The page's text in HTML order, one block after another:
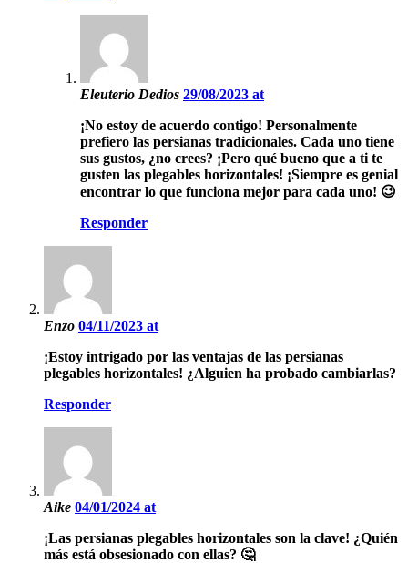
Eleuterio Dedios 29/08/2023 at
¡No estoy de acuerdo contigo! Personalmente
prefiero las persianas tradicionales. Cada uno tiene
sus gustos, ¿no crees? ¡Pero qué bueno que a ti te
gusten las plegables horizontales! ¡Siempre es genial
encontrar lo que funciona mejor para cada uno! 😉
Responder
Enzo 04/11/2023 at
¡Estoy intrigado por las ventajas de las persianas
plegables horizontales! ¿Alguien ha probado cambiarlas?
Responder
Aike 04/01/2024 at
¡Las persianas plegables horizontales son la clave! ¿Quién
más está obsesionado con ellas? 🤔